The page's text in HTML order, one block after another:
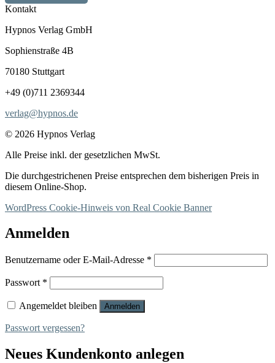
Kontakt
Hypnos Verlag GmbH
Sophienstraße 4B
70180 Stuttgart
+49 (0)711 2369344
verlag@hypnos.de
© 2026 Hypnos Verlag
Alle Preise inkl. der gesetzlichen MwSt.
Die durchgestrichenen Preise entsprechen dem bisherigen Preis in
diesem Online-Shop.
WordPress Cookie-Hinweis von Real Cookie Banner
Anmelden
Benutzername oder E-Mail-Adresse *
Passwort *
Angemeldet bleiben Anmelden
Passwort vergessen?
Neues Kundenkonto anlegen